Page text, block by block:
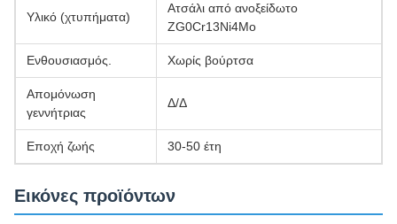
Υλικό (χτυπήματα)
Ατσάλι από ανοξείδωτο
ZG0Cr13Ni4Mo
Ενθουσιασμός. Χωρίς βούρτσα
Απομόνωση
γεννήτριας
Δ/Δ
Εποχή ζωής 30-50 έτη
Εικόνες προϊόντων